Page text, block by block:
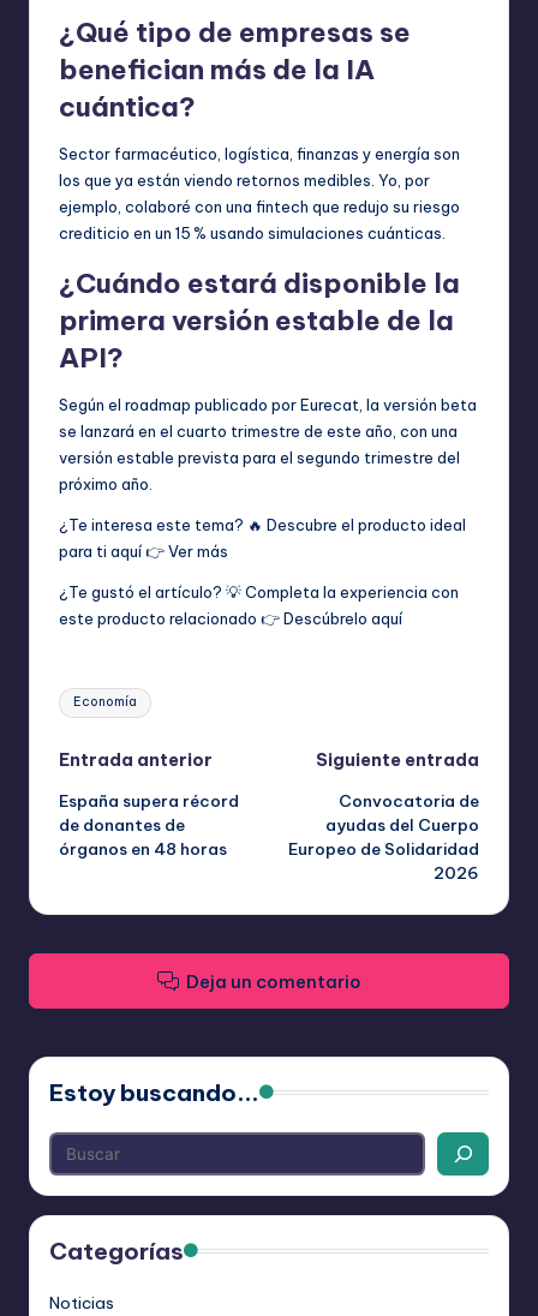
¿Qué tipo de empresas se
benefician más de la IA
cuántica?
Sector farmacéutico, logística, finanzas y energía son
los que ya están viendo retornos medibles. Yo, por
ejemplo, colaboré con una fintech que redujo su riesgo
crediticio en un 15 % usando simulaciones cuánticas.
¿Cuándo estará disponible la
primera versión estable de la
API?
Según el roadmap publicado por Eurecat, la versión beta
se lanzará en el cuarto trimestre de este año, con una
versión estable prevista para el segundo trimestre del
próximo año.
¿Te interesa este tema? 🔥 Descubre el producto ideal
para ti aquí 👉Ver más
¿Te gustó el artículo? 💡 Completa la experiencia con
este producto relacionado 👉Descúbrelo aquí
Etiquetas:
Economía
Navegación
de
entradas
Entrada anterior
España supera récord
de donantes de
órganos en 48 horas
Siguiente entrada
Convocatoria de
ayudas del Cuerpo
Europeo de Solidaridad
2026
Deja un comentario
Estoy buscando...
Categorías
Noticias